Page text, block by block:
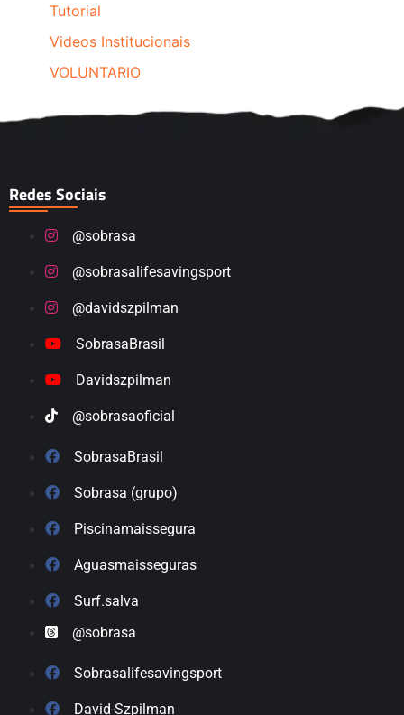
Tutorial
Videos Institucionais
VOLUNTARIO
Redes Sociais
@sobrasa
@sobrasalifesavingsport
@davidszpilman
SobrasaBrasil
Davidszpilman
@sobrasaoficial
SobrasaBrasil
Sobrasa (grupo)
Piscinamaissegura
Aguasmaisseguras
Surf.salva
@sobrasa
Sobrasalifesavingsport
David-Szpilman